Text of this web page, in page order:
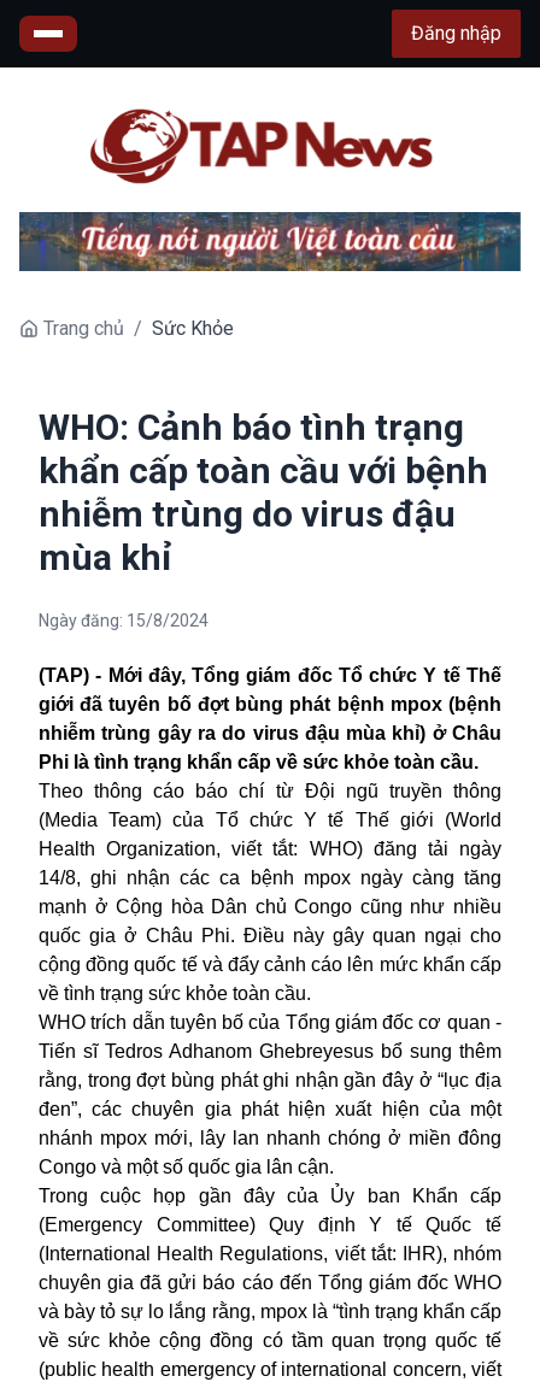
Đăng nhập
Trang chủ / Sức Khỏe
WHO: Cảnh báo tình trạng
khẩn cấp toàn cầu với bệnh
nhiễm trùng do virus đậu
mùa khỉ
Ngày đăng: 15/8/2024
(TAP) - Mới đây,Tổng giám đốc Tổ chức Y tế Thế
giới đã tuyên bố đợt bùng phát bệnh mpox (bệnh
nhiễm trùng gây ra do virus đậu mùa khỉ) ở Châu
Phi là tình trạng khẩn cấp về sức khỏe toàn cầu.
Theo thông cáo báo chí từ Đội ngũ truyền thông
(Media Team) của Tổ chức Y tế Thế giới (World
Health Organization, viết tắt: WHO) đăng tải ngày
14/8, ghi nhận các ca bệnh mpox ngày càng tăng
mạnh ở Cộng hòa Dân chủ Congo cũng như nhiều
quốc gia ở Châu Phi. Điều này gây quan ngại cho
cộng đồng quốc tế và đẩy cảnh cáo lên mức khẩn cấp
về tình trạng sức khỏe toàn cầu.
WHO trích dẫn tuyên bố của Tổng giám đốc cơ quan -
Tiến sĩ Tedros Adhanom Ghebreyesus bổ sung thêm
rằng, trong đợt bùng phát ghi nhận gần đây ở “lục địa
đen”, các chuyên gia phát hiện xuất hiện của một
nhánh mpox mới, lây lan nhanh chóng ở miền đông
Congo và một số quốc gia lân cận.
Trong cuộc họp gần đây của Ủy ban Khẩn cấp
(Emergency Committee) Quy định Y tế Quốc tế
(International Health Regulations, viết tắt: IHR), nhóm
chuyên gia đã gửi báo cáo đến Tổng giám đốc WHO
và bày tỏ sự lo lắng rằng, mpox là “tình trạng khẩn cấp
về sức khỏe cộng đồng có tầm quan trọng quốc tế
(public health emergency of international concern, viết